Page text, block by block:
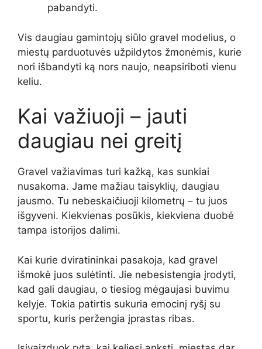
pabandyti.
Vis daugiau gamintojų siūlo gravel modelius, o
miestų parduotuvės užpildytos žmonėmis, kurie
nori išbandyti ką nors naujo, neapsiriboti vienu
keliu.
Kai važiuoji – jauti
daugiau nei greitį
Gravel važiavimas turi kažką, kas sunkiai
nusakoma. Jame mažiau taisyklių, daugiau
jausmo. Tu nebeskaičiuoji kilometrų – tu juos
išgyveni. Kiekvienas posūkis, kiekviena duobė
tampa istorijos dalimi.
Kai kurie dviratininkai pasakoja, kad gravel
išmokė juos sulėtinti. Jie nebesistengia įrodyti,
kad gali daugiau, o tiesiog mėgaujasi buvimu
kelyje. Tokia patirtis sukuria emocinį ryšį su
sportu, kuris peržengia įprastas ribas.